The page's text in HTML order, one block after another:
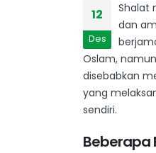
12
Des
Shalat
dan
Oslam,
disebabkan
yang
sendiri.
Beberapa